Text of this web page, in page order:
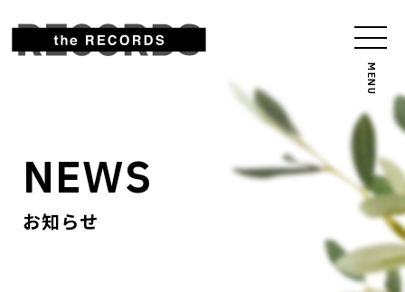
NEWS
お知らせ